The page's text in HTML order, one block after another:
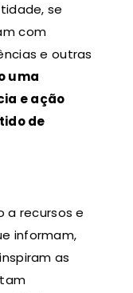
se
com
e outras
uma
e ação
de
a recursos e
informam,
as